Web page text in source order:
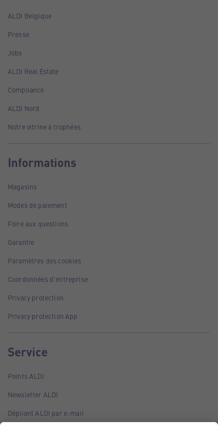
ALDI Belgique
Presse
Jobs
ALDI Real Estate
Compliance
ALDI Nord
Notre vitrine à trophées
Informations
Magasins
Modes de paiement
Foire aux questions
Garantie
Paramètres des cookies
Coordonnées d'entreprise
Privacy protection
Privacy protection App
Service
Points ALDI
Newsletter ALDI
Dépliant ALDI par e-mail